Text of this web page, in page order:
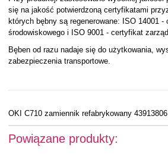
się na jakość potwierdzoną certyfikatami
których bębny są regenerowane: ISO 14001
środowiskowego i ISO 9001 - certyfikat
Bęben od razu nadaje się do użytkowania,
zabezpieczenia transportowe.
OKI C710 zamiennik refabrykowany 43913806
Powiązane produkty: